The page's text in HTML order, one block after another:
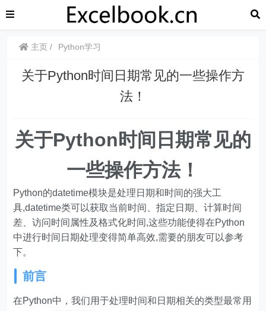
主页 Python学习
关于Python时间日期常见的一些操作方
法！
关于Python时间日期常见的
一些操作方法！
Python的datetime模块是处理日期和时间的强大工
具,datetime类可以获取当前时间、指定日期、计算时间
差、访问时间属性及格式化时间,这些功能使得在Python
中进行时间日期处理变得简单高效,需要的朋友可以参考
下。
前言
在Python中，我们用于处理时间和日期相关的类型最常用